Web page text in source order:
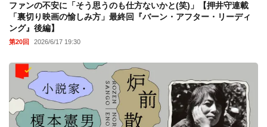
ファンの不安に「そう思うのも仕方ないかと(笑)」【押井守連載
「裏切り映画の愉しみ方」最終回『バーン・アフター・リーディ
ング』後編】
第20回 2026/6/17 19:30